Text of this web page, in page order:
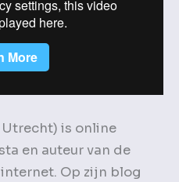
Utrecht) is online
en auteur van de
Op zijn blog